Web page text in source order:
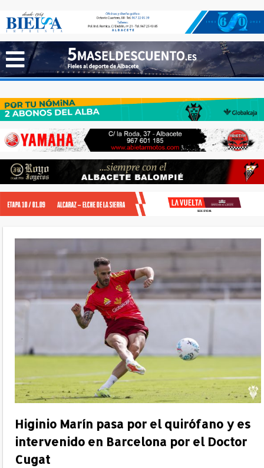
Higinio Marín pasa por el quirófano y es
intervenido en Barcelona por el Doctor
Cugat